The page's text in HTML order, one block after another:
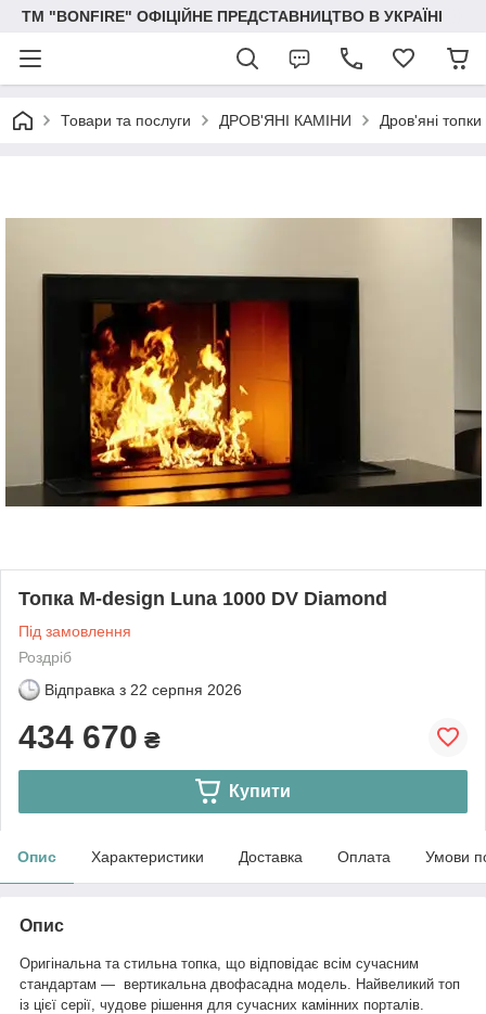
ТМ "BONFIRE" ОФІЦІЙНЕ ПРЕДСТАВНИЦТВО В УКРАЇНІ
Товари та послуги ДРОВ'ЯНІ КАМІНИ Дров'яні
Топка M-design Luna 1000 DV Diamond
Під замовлення
Роздріб
Відправка з 22 серпня 2026
434 670 ₴
Купити
Опис Характеристики Доставка Оплата Умови
Опис
Оригінальна та стильна топка, що відповідає всім сучасним
стандартам — вертикальна двофасадна модель. Найвеликий топ
із цієї серії, чудове рішення для сучасних камінних порталів.